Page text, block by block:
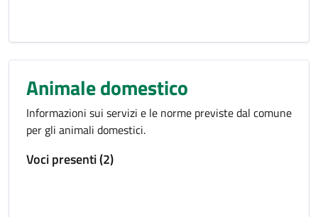
Animale domestico
Informazioni sui servizi e le norme previste dal comune
per gli animali domestici.
Voci presenti (2)